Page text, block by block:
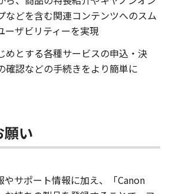
などを含む関連コンテンツへのスム
ーザビリティーを実現
めとする各種サービスの申込・決
確認などの手続きをより簡単に
願い
やサポート情報に加え、「Canon